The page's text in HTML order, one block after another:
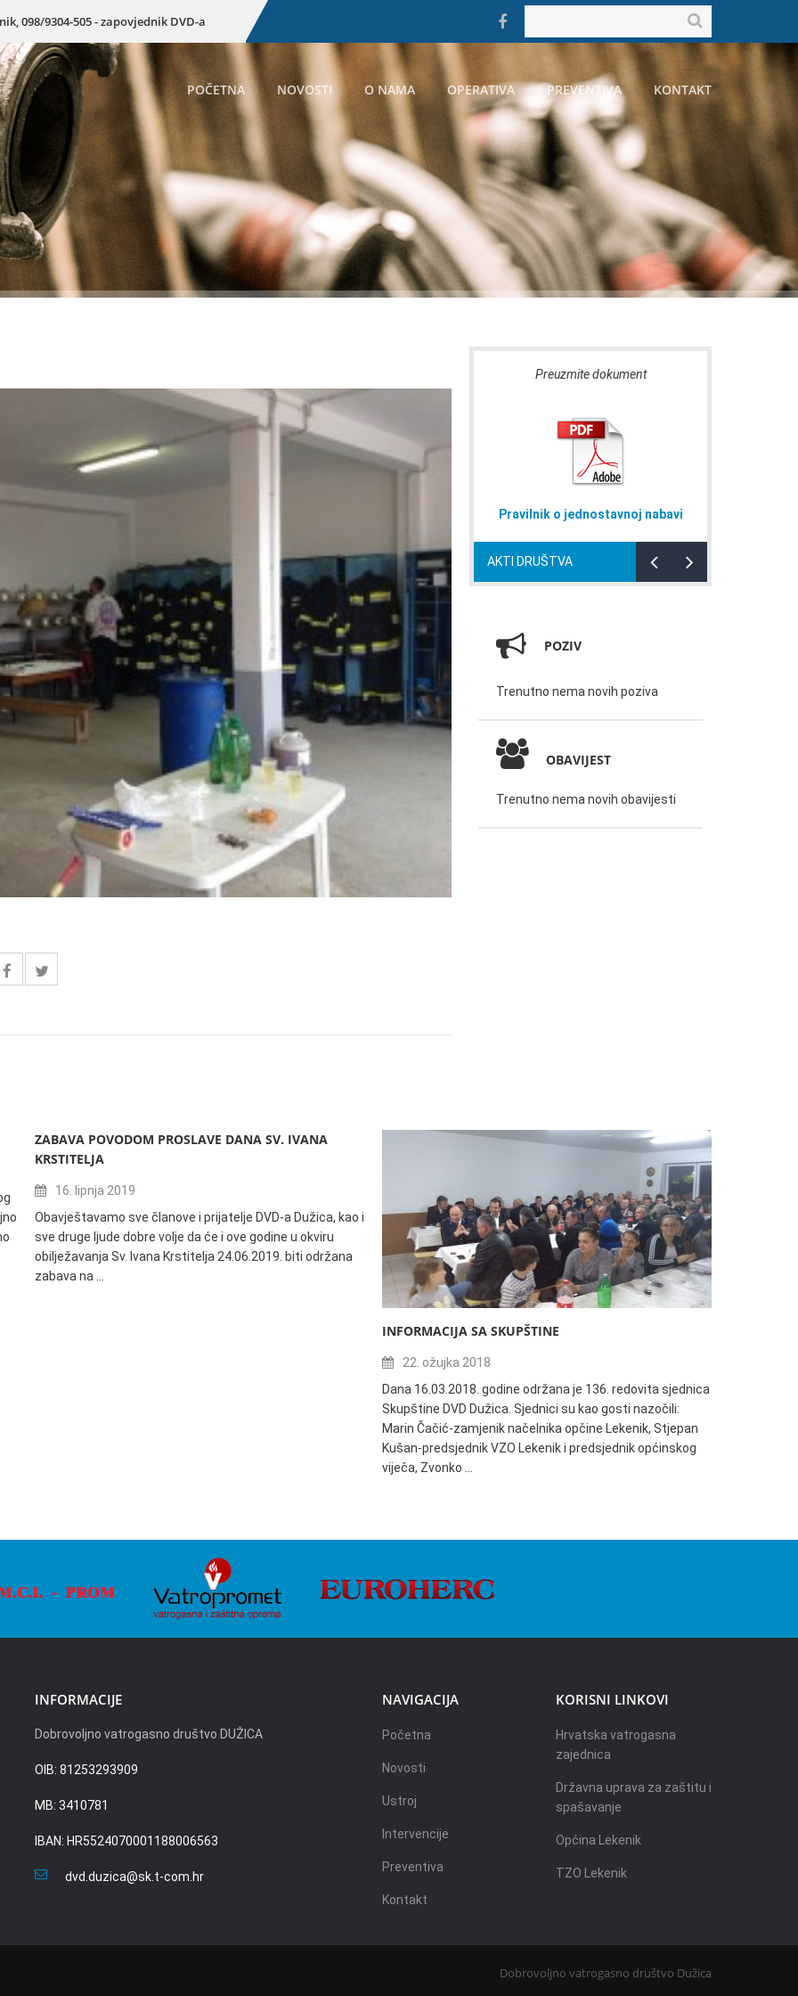
098/9304-505 - zapovjednik DVD-a
POČETNA NOVOSTI O NAMA OPERATIVA PREVENTIVA KONTAKT
AKTI DRUŠTVA
Preuzmite dokument
Naputak za domaćinstva
POZIV
Trenutno nema novih poziva
OBAVIJEST
Trenutno nema novih obavijesti
ZABAVA POVODOM PROSLAVE DANA SV. IVANA
KRSTITELJA
16. lipnja 2019
Obavještavamo sve članove i prijatelje DVD-a Dužica, kao i
sve druge ljude dobre volje da će i ove godine u okviru
obilježavanja Sv. Ivana Krstitelja 24.06.2019. biti održana
zabava na …
INFORMACIJA SA SKUPŠTINE
22. ožujka 2018
Dana 16.03.2018. godine održana je 136. redovita sjednica
Skupštine DVD Dužica. Sjednici su kao gosti nazočili:
Marin Čačić-zamjenik načelnika opčine Lekenik, Stjepan
Kušan-predsjednik VZO Lekenik i predsjednik općinskog
viječa, Zvonko …
INFORMACIJE
Dobrovoljno vatrogasno društvo DUŽICA
OIB: 81253293909
MB: 3410781
IBAN: HR5524070001188006563
dvd.duzica@sk.t-com.hr
NAVIGACIJA
Početna
Novosti
Ustroj
Intervencije
Preventiva
Kontakt
KORISNI LINKOVI
Hrvatska vatrogasna
zajednica
Državna uprava za zaštitu i
spašavanje
Općina Lekenik
TZO Lekenik
Dobrovoljno vatrogasno društvo Dužica